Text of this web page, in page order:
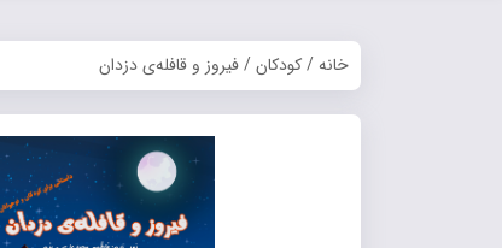
خانه/کودکان/ فیروز و قافله‌ی دزدان